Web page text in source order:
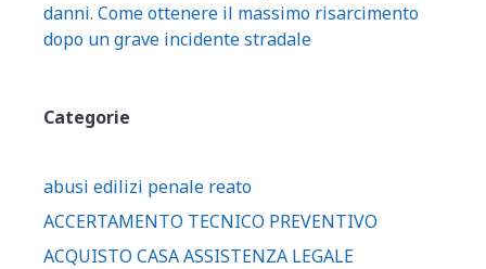
danni. Come ottenere il massimo risarcimento
dopo un grave incidente stradale
Categorie
abusi edilizi penale reato
ACCERTAMENTO TECNICO PREVENTIVO
ACQUISTO CASA ASSISTENZA LEGALE